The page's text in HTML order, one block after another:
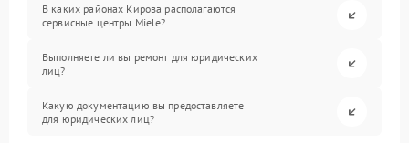
В каких районах Кирова располагаются
сервисные центры Miele?
Выполняете ли вы ремонт для юридических
лиц?
Какую документацию вы предоставляете
для юридических лиц?